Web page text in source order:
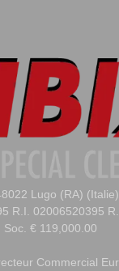
Lugo (RA) (Italie)
R.I. 02006520395
Soc. € 119,000.00
Commercial